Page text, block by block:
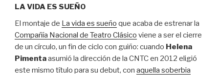
LA VIDA ES SUEÑO
El montaje de La vida es sueño que acaba de estrenar la
Compañía Nacional de Teatro Clásico viene a ser el cierre
de un círculo, un fin de ciclo con guiño: cuando Helena
Pimentaasumió la dirección de la CNTC en 2012 eligió
este mismo título para su debut, con aquella soberbia